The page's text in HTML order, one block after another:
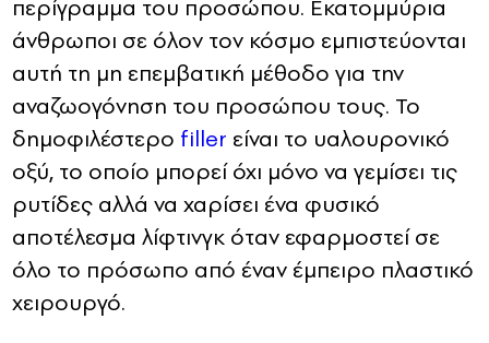
περίγραμμα του προσώπου. Εκατομμύρια
άνθρωποι σε όλον τον κόσμο εμπιστεύονται
αυτή τη μη επεμβατική μέθοδο για την
αναζωογόνηση του προσώπου τους. Το
δημοφιλέστερο filler είναι το υαλουρονικό
οξύ, το οποίο μπορεί όχι μόνο να γεμίσει τις
ρυτίδες αλλά να χαρίσει ένα φυσικό
αποτέλεσμα λίφτινγκ όταν εφαρμοστεί σε
όλο το πρόσωπο από έναν έμπειρο πλαστικό
χειρουργό.